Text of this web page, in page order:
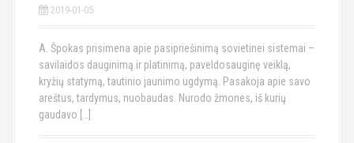
2019-01-05
A. Špokas prisimena apie pasipriešinimą sovietinei sistemai –
savilaidos dauginimą ir platinimą, paveldosauginę veiklą,
kryžių statymą, tautinio jaunimo ugdymą. Pasakoja apie savo
areštus, tardymus, nuobaudas. Nurodo žmones, iš kurių
gaudavo […]